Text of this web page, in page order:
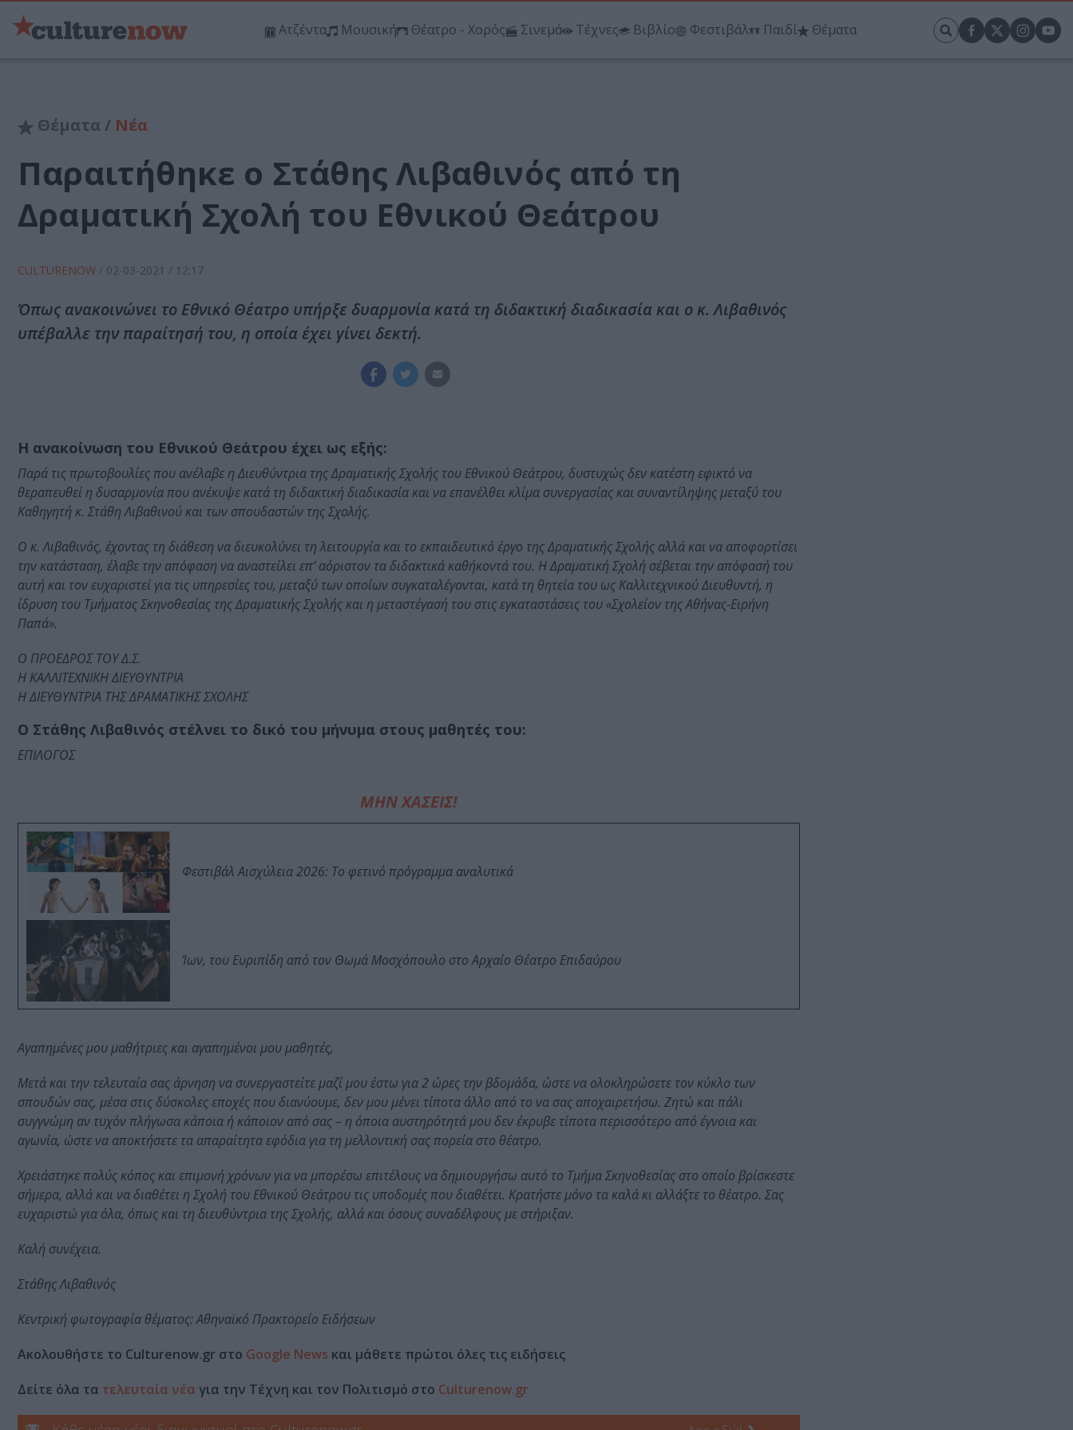
Ατζέντα Μουσική Θέατρο - Χορός Σινεμά Τέχνες Βιβλίο Φεστιβάλ Παιδί Θέματα
Θέματα / Νέα
Παραιτήθηκε ο Στάθης Λιβαθινός από τη
Δραματική Σχολή του Εθνικού Θεάτρου
CULTURENOW / 02-03-2021 / 12:17
Όπως ανακοινώνει το Εθνικό Θέατρο υπήρξε δυαρμονία κατά τη διδακτική διαδικασία και ο κ. Λιβαθινός
υπέβαλλε την παραίτησή του, η οποία έχει γίνει δεκτή.
Η ανακοίνωση του Εθνικού Θεάτρου έχει ως εξής:
Παρά τις πρωτοβουλίες που ανέλαβε η Διευθύντρια της Δραματικής Σχολής του Εθνικού Θεάτρου, δυστυχώς δεν κατέστη εφικτό να
θεραπευθεί η δυσαρμονία που ανέκυψε κατά τη διδακτική διαδικασία και να επανέλθει κλίμα συνεργασίας και συναντίληψης μεταξύ του
Καθηγητή κ. Στάθη Λιβαθινού και των σπουδαστών της Σχολής.
Ο κ. Λιβαθινός, έχοντας τη διάθεση να διευκολύνει τη λειτουργία και το εκπαιδευτικό έργο της Δραματικής Σχολής αλλά και να αποφορτίσει
την κατάσταση, έλαβε την απόφαση να αναστείλει επ’ αόριστον τα διδακτικά καθήκοντά του. Η Δραματική Σχολή σέβεται την απόφασή του
αυτή και τον ευχαριστεί για τις υπηρεσίες του, μεταξύ των οποίων συγκαταλέγονται, κατά τη θητεία του ως Καλλιτεχνικού Διευθυντή, η
ίδρυση του Τμήματος Σκηνοθεσίας της Δραματικής Σχολής και η μεταστέγασή του στις εγκαταστάσεις του «Σχολείον της Αθήνας-Ειρήνη
Παπά».
Ο ΠΡΟΕΔΡΟΣ ΤΟΥ Δ.Σ.
Η ΚΑΛΛΙΤΕΧΝΙΚΗ ΔΙΕΥΘΥΝΤΡΙΑ
Η ΔΙΕΥΘΥΝΤΡΙΑ ΤΗΣ ΔΡΑΜΑΤΙΚΗΣ ΣΧΟΛΗΣ
Ο Στάθης Λιβαθινός στέλνει το δικό του μήνυμα στους μαθητές του:
ΕΠΙΛΟΓΟΣ
ΜΗΝ ΧΑΣΕΙΣ!
Φεστιβάλ Αισχύλεια 2026: Το φετινό πρόγραμμα αναλυτικά
Ίων, του Ευριπίδη από τον Θωμά Μοσχόπουλο στο Αρχαίο Θέατρο Επιδαύρου
Αγαπημένες μου μαθήτριες και αγαπημένοι μου μαθητές,
Μετά και την τελευταία σας άρνηση να συνεργαστείτε μαζί μου έστω για 2 ώρες την βδομάδα, ώστε να ολοκληρώσετε τον κύκλο των
σπουδών σας, μέσα στις δύσκολες εποχές που διανύουμε, δεν μου μένει τίποτα άλλο από το να σας αποχαιρετήσω. Ζητώ και πάλι
συγγνώμη αν τυχόν πλήγωσα κάποια ή κάποιον από σας – η όποια αυστηρότητά μου δεν έκρυβε τίποτα περισσότερο από έγνοια και
αγωνία, ώστε να αποκτήσετε τα απαραίτητα εφόδια για τη μελλοντική σας πορεία στο θέατρο.
Χρειάστηκε πολύς κόπος και επιμονή χρόνων για να μπορέσω επιτέλους να δημιουργήσω αυτό το Τμήμα Σκηνοθεσίας στο οποίο βρίσκεστε
σήμερα, αλλά και να διαθέτει η Σχολή του Εθνικού Θεάτρου τις υποδομές που διαθέτει. Κρατήστε μόνο τα καλά κι αλλάξτε το θέατρο. Σας
ευχαριστώ για όλα, όπως και τη διευθύντρια της Σχολής, αλλά και όσους συναδέλφους με στήριξαν.
Καλή συνέχεια.
Στάθης Λιβαθινός
Κεντρική φωτογραφία θέματος: Αθηναϊκό Πρακτορείο Ειδήσεων
Ακολουθήστε το Culturenow.gr στο Google News και μάθετε πρώτοι όλες τις ειδήσεις
Δείτε όλα τα τελευταία νέα για την Τέχνη και τον Πολιτισμό στο Culturenow.gr